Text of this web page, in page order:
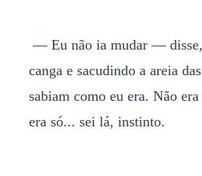
— Eu não ia mudar — disse,
canga e sacudindo a areia
sabiam como eu era. Não
era só... sei lá, instinto.